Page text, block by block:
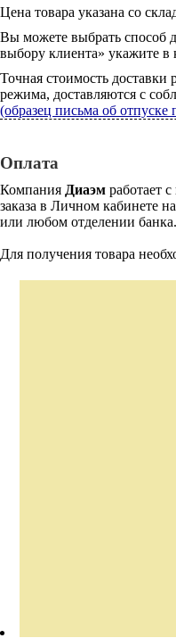
Цена товара указана со
Вы можете выбрать способ
выбору клиента» укажите в
Точная стоимость
режима, доставляются с
(образец письма об отпуске
Оплата
Компания Диаэм работает
заказа в Личном кабинете
или любом отделении банка.
Для получения товара